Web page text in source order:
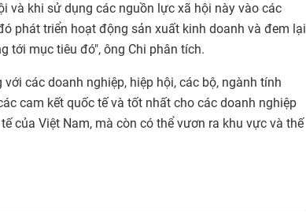
và khi sử dụng các nguồn lực xã hội này vào các
phát triển hoạt động sản xuất kinh doanh và đem lại
tới mục tiêu đó", ông Chi phân tích.
các doanh nghiệp, hiệp hội, các bộ, ngành tính
cam kết quốc tế và tốt nhất cho các doanh nghiệp
của Việt Nam, mà còn có thể vươn ra khu vực và thế